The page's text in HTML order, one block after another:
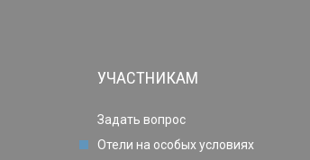
УЧАСТНИКАМ
Задать вопрос
Отели на особых условиях